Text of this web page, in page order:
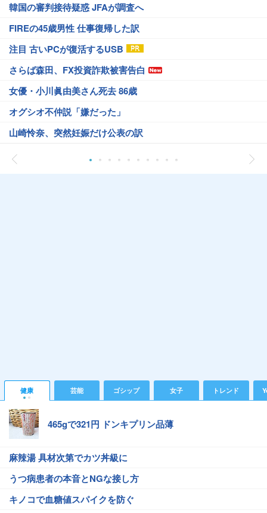
韓国の審判接待疑惑 JFAが調査へ
FIREの45歳男性 仕事復帰した訳
注目 古いPCが復活するUSB
さらば森田、FX投資詐欺被害告白
女優・小川眞由美さん死去 86歳
オグシオ不仲説「嫌だった」
山崎怜奈、突然妊娠だけ公表の訳
健康 芸能 ゴシップ 女子 トレンド
465gで321円 ドンキプリン品薄
麻辣湯 具材次第でカツ丼級に
うつ病患者の本音とNGな接し方
キノコで血糖値スパイクを防ぐ